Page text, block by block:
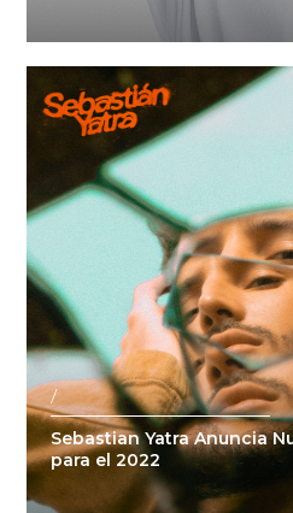
/
Sebastian Yatra Anuncia
para el 2022